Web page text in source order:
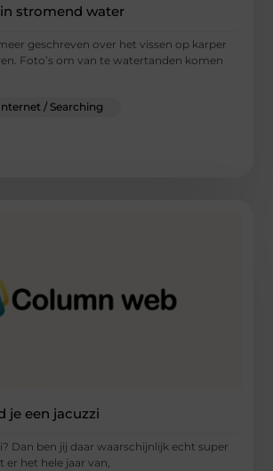
stromend water
geschreven over het vissen op karper
Foto’s om van te watertanden komen
/ Searching
je een jacuzzi
Dan ben jij daar waarschijnlijk echt super
er het hele jaar van,